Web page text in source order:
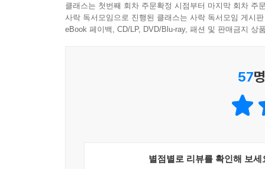
과학기술과 거대 디지털 기업은
세계 경제를 어떻게 바꿀 것인가
예견한다. 대량의 정보를 빠르게 분석·처리할 수
작동할 것이다. 따라서 데이터 자본과 중앙 권력
분산형 시스템보다 훨씬 효율적으로 만듭니다.
클래스는 첫번째 회차 주문확정 시점부터 마지막 회차 주
사락 독서모임으로 진행된 클래스는 사락 독서모임 게시
eBook 페이백, CD/LP, DVD/Blu-ray, 패션 및 판매금지 상
57
별점별로 리뷰를 확인해 보세